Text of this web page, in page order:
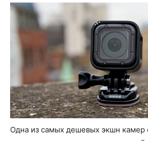
Одна из самых дешевых экшн